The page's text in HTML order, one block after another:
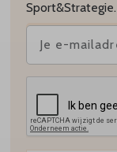
Sport&Strategie.